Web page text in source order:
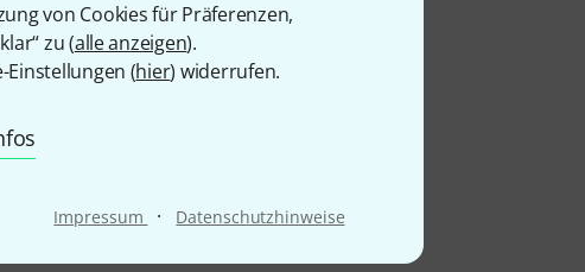
von Cookies für Präferenzen,
zu (alle anzeigen).
(hier) widerrufen.
Impressum · Datenschutzhinweise